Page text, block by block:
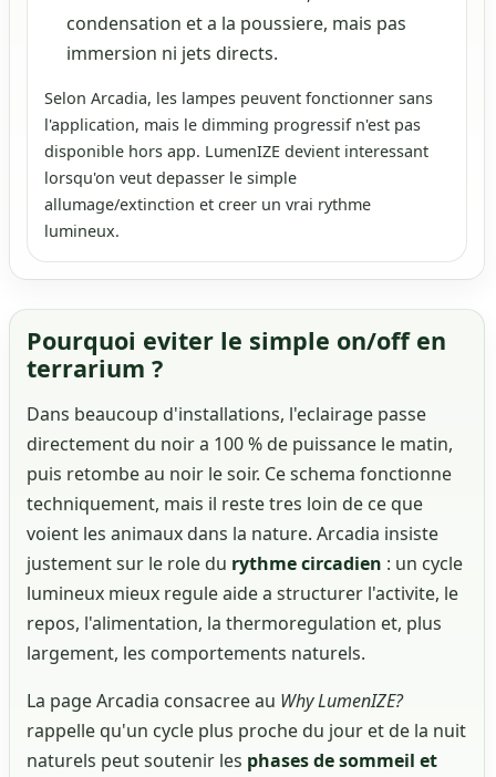
condensation et a la poussiere, mais pas
immersion ni jets directs.
Selon Arcadia, les lampes peuvent fonctionner sans
l'application, mais le dimming progressif n'est pas
disponible hors app. LumenIZE devient interessant
lorsqu'on veut depasser le simple
allumage/extinction et creer un vrai rythme
lumineux.
Pourquoi eviter le simple on/off en
terrarium ?
Dans beaucoup d'installations, l'eclairage passe
directement du noir a 100 % de puissance le matin,
puis retombe au noir le soir. Ce schema fonctionne
techniquement, mais il reste tres loin de ce que
voient les animaux dans la nature. Arcadia insiste
justement sur le role du rythme circadien : un cycle
lumineux mieux regule aide a structurer l'activite, le
repos, l'alimentation, la thermoregulation et, plus
largement, les comportements naturels.
La page Arcadia consacree au Why LumenIZE?
rappelle qu'un cycle plus proche du jour et de la nuit
naturels peut soutenir les phases de sommeil et